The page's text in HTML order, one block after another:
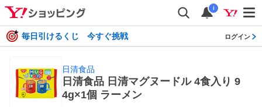
i
毎日引けるくじ 今すぐ挑戦 ログイン
日清食品
日清食品 日清マグヌードル 4食入り 9
4g×1個 ラーメン